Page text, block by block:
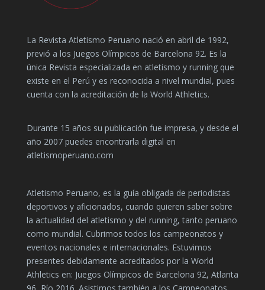
La Revista Atletismo Peruano nació en abril de 1992,
previó a los Juegos Olímpicos de Barcelona 92. Es la
única Revista especializada en atletismo y running que
existe en el Perú y es reconocida a nivel mundial, pues
cuenta con la acreditación de la World Athletics.
Durante 15 años su publicación fue impresa, y desde el
año 2007 puedes encontrarla digital en
atletismoperuano.com
Atletismo Peruano, es la guía obligada de periodistas
deportivos y aficionados, cuando quieren saber sobre
la actualidad del atletismo y del running, tanto peruano
como mundial. Cubrimos todos los campeonatos y
eventos nacionales e internacionales. Estuvimos
presentes debidamente acreditados por la World
Athletics en: Juegos Olímpicos de Barcelona 92, Atlanta